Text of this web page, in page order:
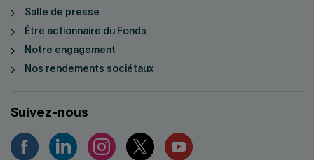
Salle de presse
Être actionnaire du Fonds
Notre engagement
Nos rendements sociétaux
Suivez-nous